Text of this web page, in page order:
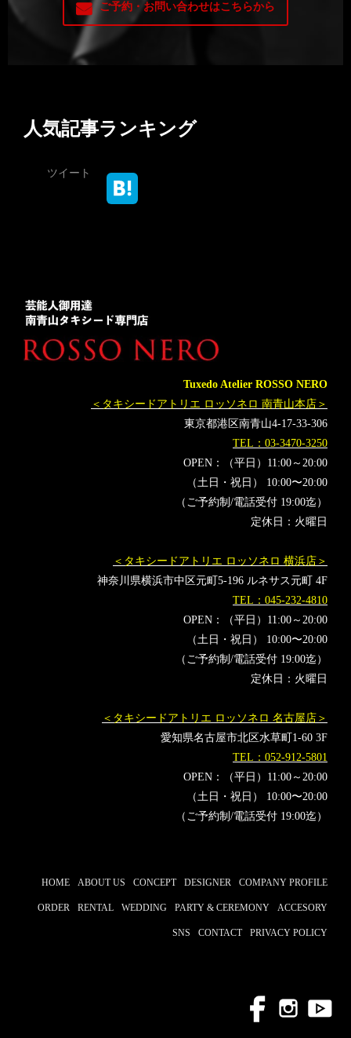
ご予約・お問い合わせはこちらから
人気記事ランキング
ツイート
Tuxedo Atelier ROSSO NERO
＜タキシードアトリエ ロッソネロ 南青山本店＞
東京都港区南青山4-17-33-306
TEL：03-3470-3250
OPEN：（平日）11:00～20:00
（土日・祝日） 10:00〜20:00
（ご予約制/電話受付 19:00迄）
定休日：火曜日
＜タキシードアトリエ ロッソネロ 横浜店＞
神奈川県横浜市中区元町5-196 ルネサス元町 4F
TEL：045-232-4810
OPEN：（平日）11:00～20:00
（土日・祝日） 10:00〜20:00
（ご予約制/電話受付 19:00迄）
定休日：火曜日
＜タキシードアトリエ ロッソネロ 名古屋店＞
愛知県名古屋市北区水草町1-60 3F
TEL：052-912-5801
OPEN：（平日）11:00～20:00
（土日・祝日） 10:00〜20:00
（ご予約制/電話受付 19:00迄）
HOME ABOUT US CONCEPT DESIGNER COMPANY PROFILE
ORDER RENTAL WEDDING PARTY & CEREMONY ACCESORY
SNS CONTACT PRIVACY POLICY